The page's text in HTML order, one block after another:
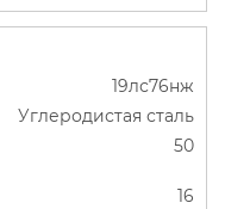
19лс76нж
Углеродистая сталь
50
16